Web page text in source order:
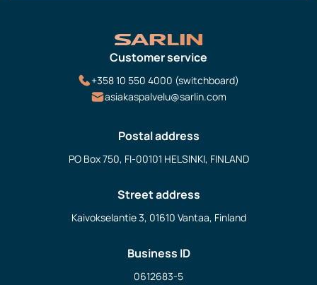
Customer service
+358 10 550 4000 (switchboard)
asiakaspalvelu@sarlin.com
Postal address
PO Box 750, FI-00101 HELSINKI, FINLAND
Street address
Kaivokselantie 3, 01610 Vantaa, Finland
Business ID
0612683-5